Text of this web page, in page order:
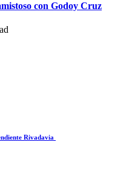
con Godoy Cruz
Rivadavia